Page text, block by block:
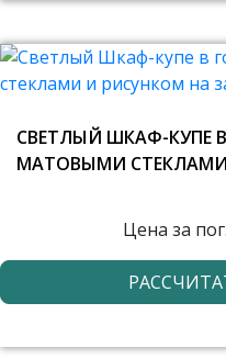
СВЕТЛЫЙ ШКАФ-КУПЕ
МАТОВЫМИ
Цена за